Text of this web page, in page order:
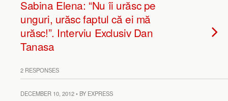
Sabina Elena: “Nu îi urăsc pe
unguri, urăsc faptul că ei mă
urăsc!”. Interviu Exclusiv Dan
Tanasa
2 RESPONSES
DECEMBER 10, 2012 • BY EXPRESS